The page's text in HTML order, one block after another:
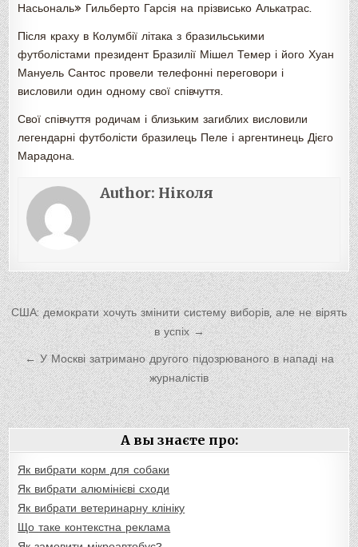
Насьональ» Гильберто Гарсія на прізвисько Алькатрас.
Після краху в Колумбії літака з бразильськими
футболістами президент Бразилії Мішел Темер і його Хуан
Мануель Сантос провели телефонні переговори і
висловили один одному свої співчуття.
Свої співчуття родичам і близьким загиблих висловили
легендарні футболісти бразилець Пеле і аргентинець Дієго
Марадона.
Author: Ніколя
Навигация
по
записям
США: демократи хочуть змінити систему виборів, але не вірять
в успіх →
← У Москві затримано другого підозрюваного в нападі на
журналістів
А вы знаєте про:
Як вибрати корм для собаки
Як вибрати алюмінієві сходи
Як вибрати ветеринарну клініку
Що таке контекстна реклама